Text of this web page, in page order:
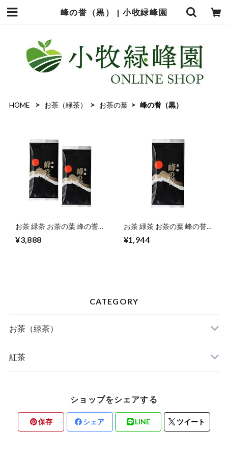
峰の誉（黒） | 小牧緑峰園
HOME お茶（緑茶） お茶の葉 峰の誉（黒）
お茶 緑茶 お茶の葉 峰の誉
黒 100g 2袋 鹿児島 小牧緑
峰園
¥3,888
お茶 緑茶 お茶の葉 峰の誉
黒 100g 1袋 鹿児島 小牧緑
峰園
¥1,944
CATEGORY
お茶（緑茶）
お茶の葉
粉末
紅茶
ティーバッグ
ショップをシェアする
保存 シェア LINE ツイート